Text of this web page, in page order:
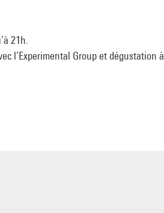
21h.
l’Experimental Group et dégustation à